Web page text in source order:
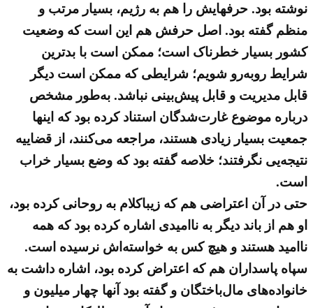
نوشته بود. حرفهایش را هم به رژیم، بسیار مرتب و
منظم گفته بود. اصل حرفش هم این است که وضعیت
کشور بسیار خطرناک است؛ ممکن است با بدترین
شرایط روبه‌رو شویم؛ شرایطی که ممکن است دیگر
قابل مدیریت و قابل پیش‌بینی نباشد. به‌طور مشخص
درباره‌ موضوع غارت‌شدگان استناد کرده بود که اینها
جمعیت بسیار زیادی هستند، مراجعه می‌کنند، از قضاییه
نتیجه‌یی نگرفتند؛ خلاصه گفته بود که وضع بسیار خراب
است.
حتی در آن اعتراضی هم که زیباکلام به روحانی کرده بود،
او هم از باند دیگر به ناامیدی اشاره کرده بود که همه
ناامید هستند و هیچ کس به خواسته‌اش نرسیده است.
سپاه پاسداران هم که اعتراض کرده بود، اشاره داشت به
خانواده‌های مال‌باختگان و گفته بود آنها چهار میلیون و